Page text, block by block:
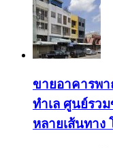
ขายอาคารพ
ทำเล ศูนย์รว
หลายเส้นทาง